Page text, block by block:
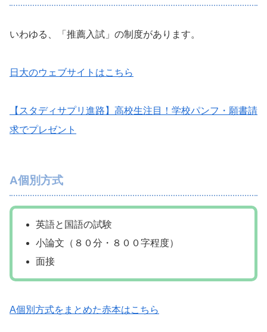
いわゆる、「推薦入試」の制度があります。
日大のウェブサイトはこちら
【スタディサプリ進路】高校生注目！学校パンフ・願書請
求でプレゼント
A個別方式
英語と国語の試験
小論文（８０分・８００字程度）
面接
A個別方式をまとめた赤本はこちら